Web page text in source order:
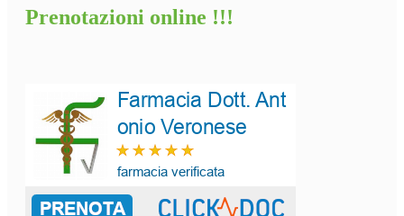
Prenotazioni online !!!